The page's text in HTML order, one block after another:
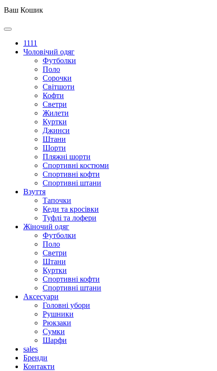
Ваш Кошик
1111
Чоловічий одяг
Футболки
Поло
Сорочки
Світшоти
Кофти
Светри
Жилети
Куртки
Джинси
Штани
Шорти
Пляжні шорти
Спортивні костюми
Спортивні кофти
Спортивні штани
Взуття
Тапочки
Кеди та кросівки
Туфлі та лофери
Жіночий одяг
Футболки
Поло
Светри
Штани
Куртки
Cпортивні кофти
Спортивні штани
Аксесуари
Головні убори
Рушники
Рюкзаки
Сумки
Шарфи
sales
Бренди
Контакти